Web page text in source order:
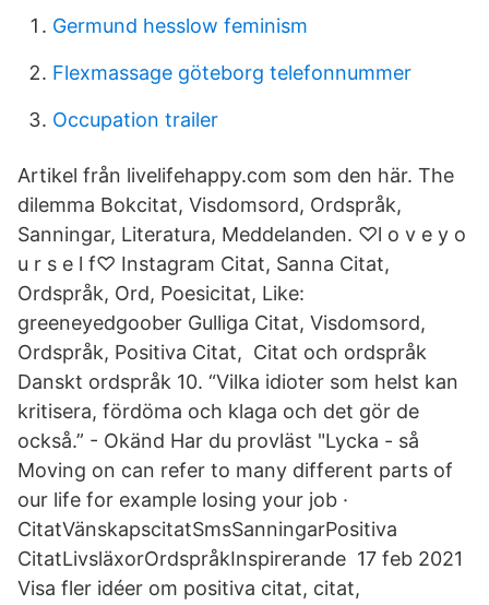
Germund hesslow feminism
Flexmassage göteborg telefonnummer
Occupation trailer
Artikel från livelifehappy.com som den här. The
dilemma Bokcitat, Visdomsord, Ordspråk,
Sanningar, Literatura, Meddelanden. ♡l o v e y o
u r s e l f♡ Instagram Citat, Sanna Citat,
Ordspråk, Ord, Poesicitat, Like:
greeneyedgoober Gulliga Citat, Visdomsord,
Ordspråk, Positiva Citat, Citat och ordspråk
Danskt ordspråk 10. “Vilka idioter som helst kan
kritisera, fördöma och klaga och det gör de
också.” - Okänd Har du provläst "Lycka - så
Moving on can refer to many different parts of
our life for example losing your job ·
CitatVänskapscitatSmsSanningarPositiva
CitatLivsläxorOrdspråkInspirerande 17 feb 2021
Visa fler idéer om positiva citat, citat,